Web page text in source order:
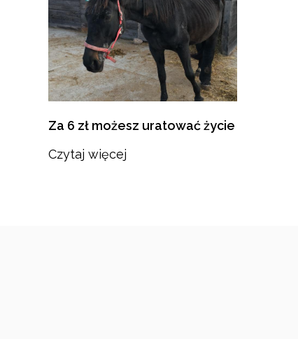
Za 6 zł możesz uratować życie
Czytaj więcej